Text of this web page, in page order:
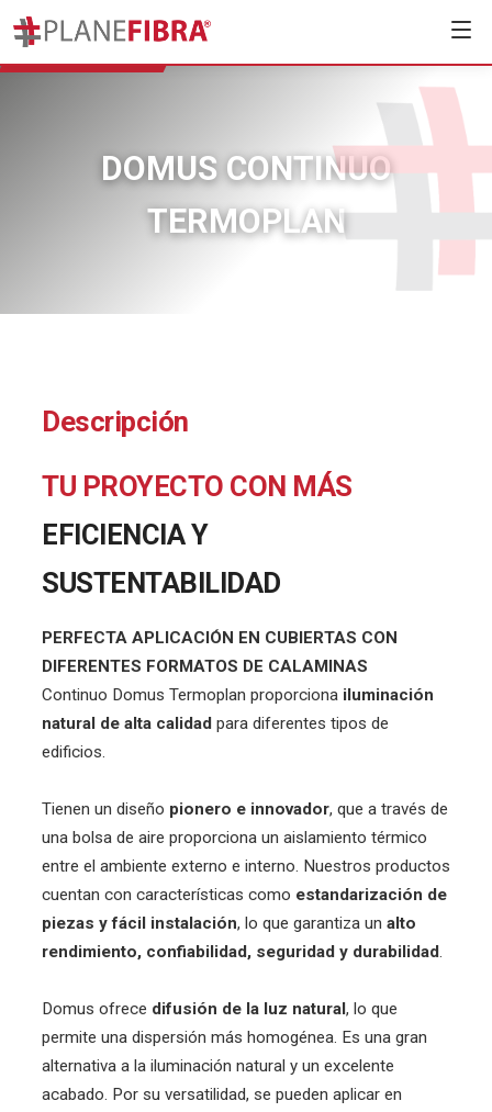
DOMUS CONTINUO
TERMOPLAN
Descripción
TU PROYECTO CON MÁS
EFICIENCIA Y
SUSTENTABILIDAD
PERFECTA APLICACIÓN EN CUBIERTAS CON
DIFERENTES FORMATOS DE CALAMINAS
Continuo Domus Termoplan proporciona iluminación
natural de alta calidad para diferentes tipos de
edificios.
Tienen un diseño pionero e innovador, que a través de
una bolsa de aire proporciona un aislamiento térmico
entre el ambiente externo e interno. Nuestros productos
cuentan con características como estandarización de
piezas y fácil instalación, lo que garantiza un alto
rendimiento, confiabilidad, seguridad y durabilidad.
Domus ofrece difusión de la luz natural, lo que
permite una dispersión más homogénea. Es una gran
alternativa a la iluminación natural y un excelente
acabado. Por su versatilidad, se pueden aplicar en